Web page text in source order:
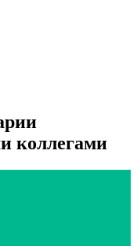
коллегами